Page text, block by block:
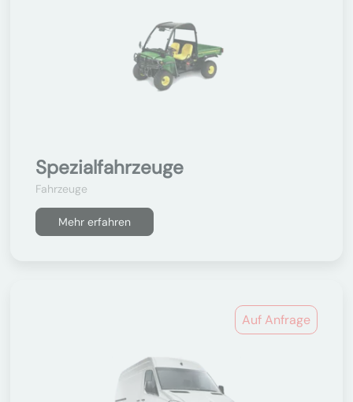
Spezialfahrzeuge
Fahrzeuge
Mehr erfahren
Auf Anfrage